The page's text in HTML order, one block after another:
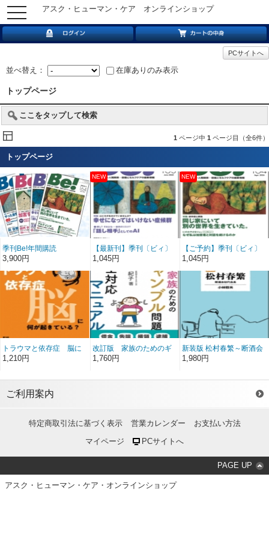
アスク・ヒューマン・ケア オンラインショップ
toggle
navigation
PCサイトへ
並べ替え： 在庫ありのみ表示
トップページ
ここをタップして検索
1 ページ中 1 ページ目（全6件）
トップページ
季刊Be!年間購読
3,900円
【最新刊】季刊〔ビィ〕
Be!163号……特集／幸せ
1,045円
【ご予約】季刊〔ビィ〕
Be!164号……特集／同じ
ていた。
1,045円
トラウマと依存症 脳に
何が起きている？
1,210円
改訂版 家族のためのギ
ャンブル問題完全対応マ
ニュアル
1,760円
新装版 松村春繁～断酒会
初代会長～
1,980円
ご利用案内
特定商取引法に基づく表示 営業カレンダー
お支払い方法
マイページ
PCサイトへ
PAGE UP
アスク・ヒューマン・ケア・オンラインショップ